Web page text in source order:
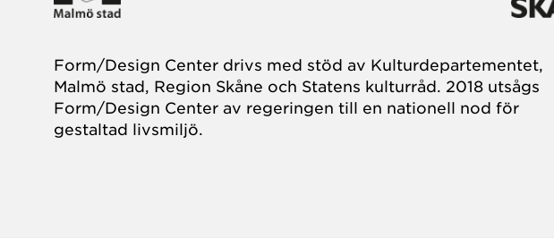
Form/Design Center drivs med stöd av Kulturdepartementet,
Malmö stad, Region Skåne och Statens kulturråd. 2018 utsågs
Form/Design Center av regeringen till en nationell nod för
gestaltad livsmiljö.